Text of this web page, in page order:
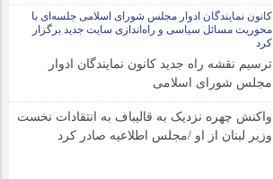
کانون نمایندگان ادوار مجلس شورای اسلامی جلسه‌ای با
محوریت مسائل سیاسی و راه‌اندازی سایت جدید برگزار
کرد
ترسیم نقشه راه جدید کانون نمایندگان ادوار
مجلس شورای اسلامی
واکنش چهره نزدیک به قالیباف به انتقادات نخست
وزیر لبنان از او /مجلس اطلاعیه صادر کرد